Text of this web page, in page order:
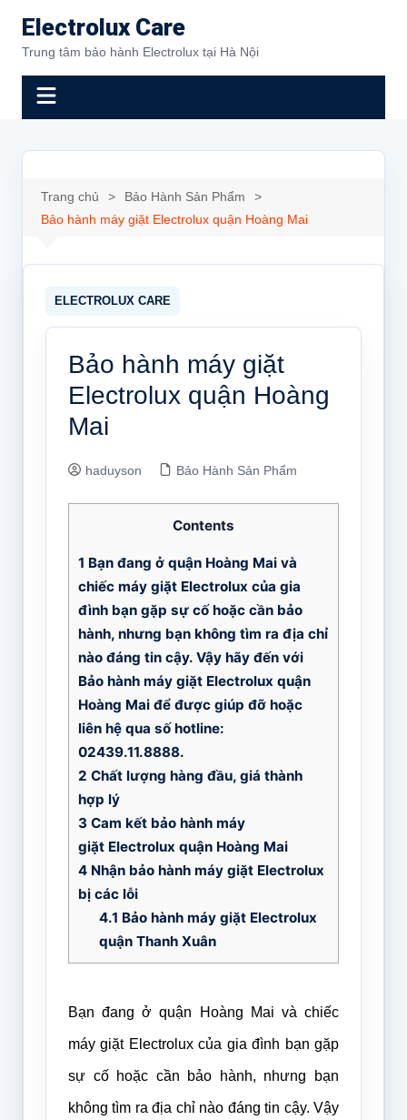
đến
phần
Electrolux Care
Trung tâm bảo hành Electrolux tại Hà Nội
Trang chủ
Bảo Hành Sản Phẩm
Bảo hành máy giặt Electrolux quận Hoàng Mai
Bảo hành máy giặt
Electrolux quận Hoàng
Mai
haduyson Bảo Hành Sản Phẩm
Contents
1 Bạn đang ở quận Hoàng Mai và
chiếc máy giặt Electrolux của gia
đình bạn gặp sự cố hoặc cần bảo
hành, nhưng bạn không tìm ra địa chỉ
nào đáng tin cậy. Vậy hãy đến với
Bảo hành máy giặt Electrolux quận
Hoàng Mai để được giúp đỡ hoặc
liên hệ qua số hotline:
02439.11.8888.
2 Chất lượng hàng đầu, giá thành
hợp lý
3Cam kết bảo hành máy
giặt Electrolux quận Hoàng Mai
4Nhận bảo hành máy giặt Electrolux
bị các lỗi
4.1 Bảo hành máy giặt Electrolux
quận Thanh Xuân
Bạn đang ở quận Hoàng Mai và chiếc
máy giặt Electrolux của gia đình bạn gặp
sự cố hoặc cần bảo hành, nhưng bạn
không tìm ra địa chỉ nào đáng tin cậy. Vậy